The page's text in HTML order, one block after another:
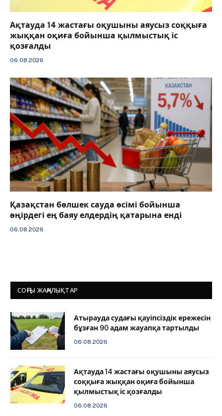
Ақтауда 14 жастағы оқушыны аяусыз соққыға
жыққан оқиға бойынша қылмыстық іс
қозғалды
06.08.2026
Қазақстан бөлшек сауда өсімі бойынша
өңірдегі ең баяу елдердің қатарына енді
06.08.2026
СОҢҒЫ ЖАҢАЛЫҚТАР
Атырауда судағы қауіпсіздік ережесін
бұзған 90 адам жауапқа тартылды
06.08.2026
Ақтауда 14 жастағы оқушыны аяусыз
соққыға жыққан оқиға бойынша
қылмыстық іс қозғалды
06.08.2026